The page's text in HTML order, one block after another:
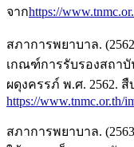
จากhttps://
สภาการพยาบาล.
เกณฑ์การรับรองสถา
ผดุงครรภ์ พ.ศ. 2562. สื
https://www.tnmc.or.th/
สภาการพยาบาล.